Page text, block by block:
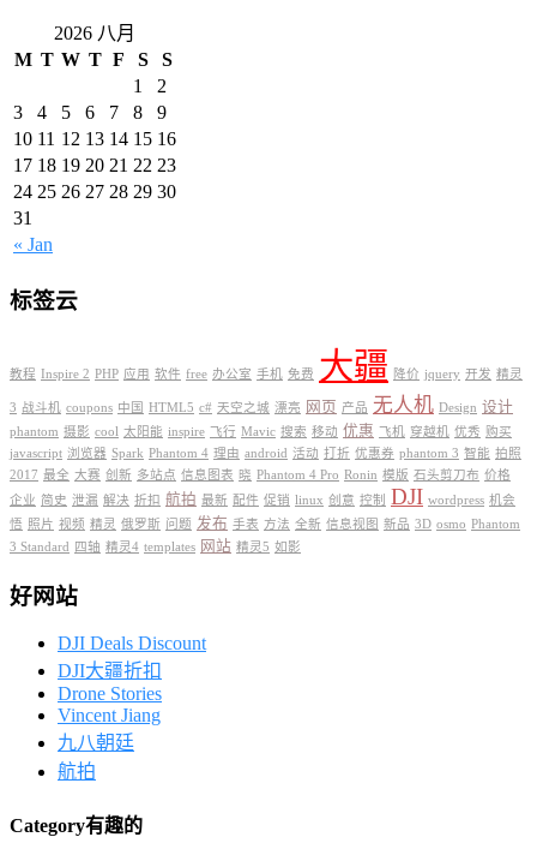
2026 八月
M T W T F S S
« Jan
1
2
3
4 5 6 7 8
9
10 11 12 13 14 15 16
17 18 19 20 21 22 23
24 25 26 27 28 29 30
31
标签云
教程 Inspire 2 PHP 应用 软件 free 办公室 手机 免费 大疆 降价 jquery 开发 精灵
3 战斗机 coupons 中国 HTML5 c# 天空之城 漂亮 网页 产品 无人机 Design 设计
phantom 摄影 cool 太阳能 inspire 飞行 Mavic 搜索 移动 优惠 飞机 穿越机 优秀 购买
javascript 浏览器 Spark Phantom 4 理由 android 活动 打折 优惠券 phantom 3 智能 拍照
2017 最全 大赛 创新 多站点 信息图表 晓 Phantom 4 Pro Ronin 模版 石头剪刀布 价格
企业 简史 泄漏 解决 折扣 航拍 最新 配件 促销 linux 创意 控制 DJI wordpress 机会
悟 照片 视频 精灵 俄罗斯 问题 发布 手表 方法 全新 信息视图 新品 3D osmo Phantom
3 Standard
四轴 精灵4 templates 网站 精灵5 如影
好网站
DJI Deals Discount
DJI大疆折扣
Drone Stories
Vincent Jiang
九八朝廷
航拍
Category有趣的